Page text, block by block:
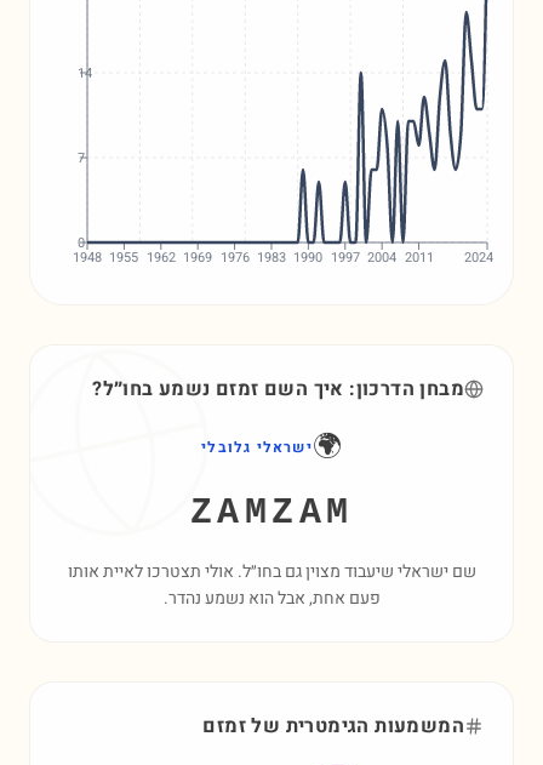
1948 1955 1962 1969 1976 1983 1990 1997 2004 2011 2024
0
7
14
מבחן הדרכון: איך השם זמזם נשמע בחו״ל?
🌍ישראלי גלובלי
ZAMZAM
שם ישראלי שיעבוד מצוין גם בחו״ל. אולי תצטרכו לאיית אותו
פעם אחת, אבל הוא נשמע נהדר.
המשמעות הגימטרית שלזמזם